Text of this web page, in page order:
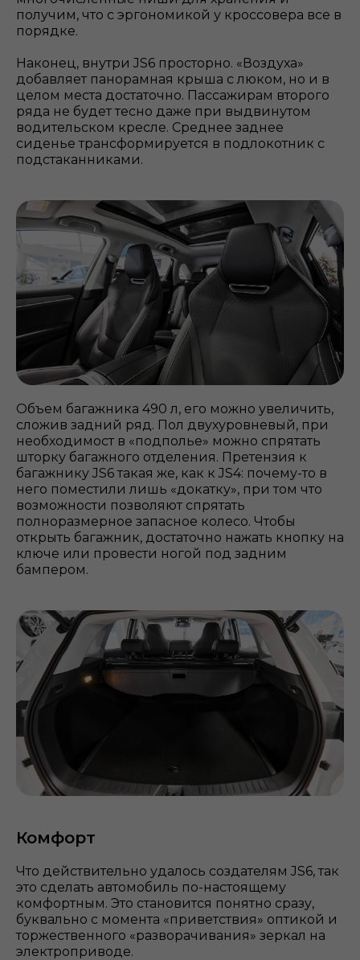
получим, что с эргономикой у кроссовера все в
порядке.
Наконец, внутри JS6 просторно. «Воздуха»
добавляет панорамная крыша с люком, но и в
целом места достаточно. Пассажирам второго
ряда не будет тесно даже при выдвинутом
водительском кресле. Среднее заднее
сиденье трансформируется в подлокотник с
подстаканниками.
Объем багажника 490 л, его можно увеличить,
сложив задний ряд. Пол двухуровневый, при
необходимост в «подполье» можно спрятать
шторку багажного отделения. Претензия к
багажнику JS6 такая же, как к JS4: почему-то в
него поместили лишь «докатку», при том что
возможности позволяют спрятать
полноразмерное запасное колесо. Чтобы
открыть багажник, достаточно нажать кнопку на
ключе или провести ногой под задним
бампером.
Комфорт
Что действительно удалось создателям JS6, так
это сделать автомобиль по-настоящему
комфортным. Это становится понятно сразу,
буквально с момента «приветствия» оптикой и
торжественного «разворачивания» зеркал на
электроприводе.